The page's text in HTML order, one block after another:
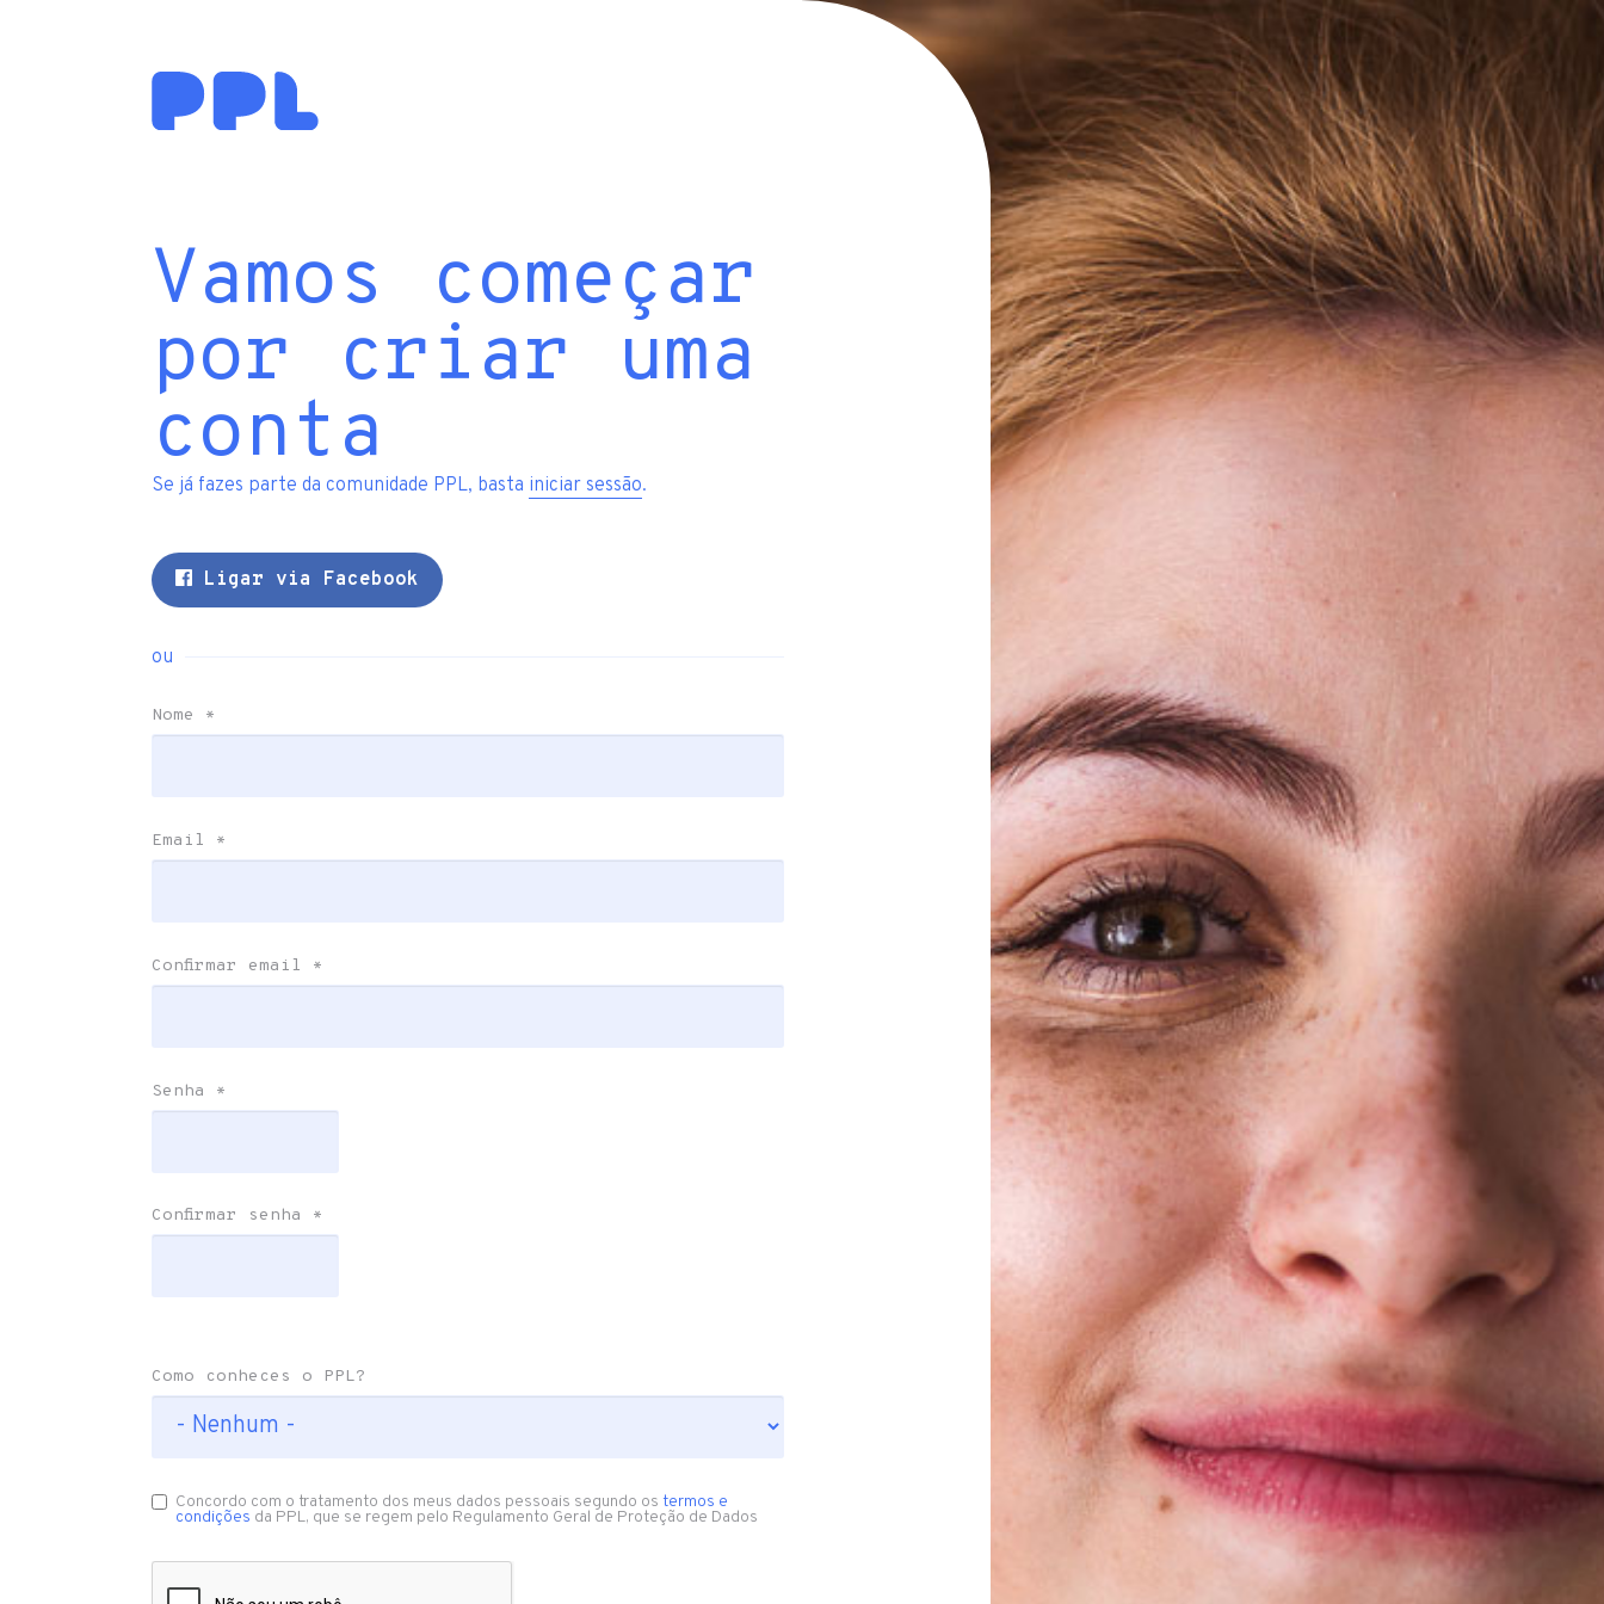
Vamos começar
por criar uma
conta
Se já fazes parte da comunidade PPL, basta iniciar sessão.
Ligar via Facebook
ou
Nome *
Email *
Confirmar email *
Senha *
Confirmar senha *
Como conheces o PPL?
Concordo com o tratamento dos meus dados pessoais segundo os termos e
condições da PPL, que se regem pelo Regulamento Geral de Proteção de Dados